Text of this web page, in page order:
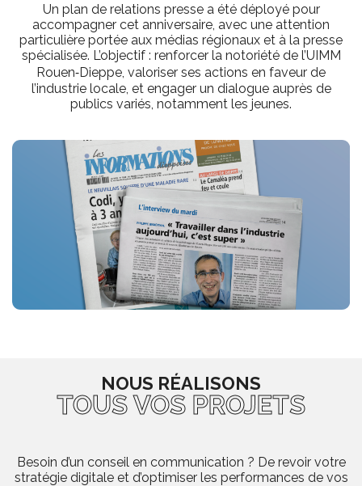
Un plan de relations presse a été déployé pour
accompagner cet anniversaire, avec une attention
particulière portée aux médias régionaux et à la presse
spécialisée. L’objectif : renforcer la notoriété de l’UIMM
Rouen‑Dieppe, valoriser ses actions en faveur de
l’industrie locale, et engager un dialogue auprès de
publics variés, notamment les jeunes.
NOUS RÉALISONS
TOUS VOS PROJETS
Besoin d’un conseil en communication ? De revoir votre
stratégie digitale et d’optimiser les performances de vos